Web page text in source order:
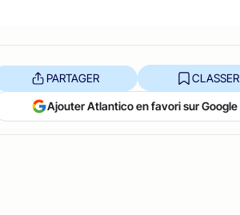
PARTAGER CLASSER
Ajouter Atlantico en favori sur Google